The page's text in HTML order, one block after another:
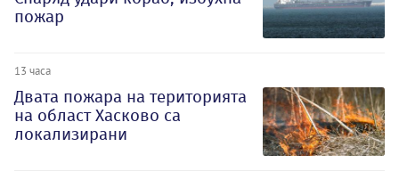
пожар
13 часа
Двата пожара на територията
на област Хасково са
локализирани